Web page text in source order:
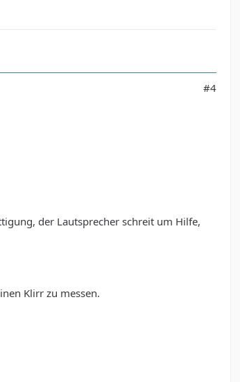
#4
der Lautsprecher schreit um Hilfe,
Klirr zu messen.